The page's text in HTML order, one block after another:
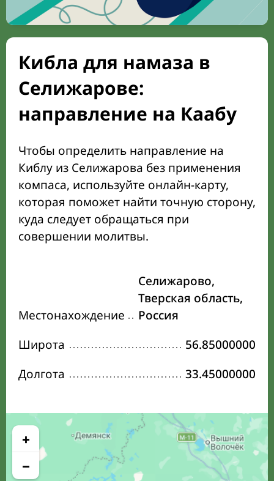
Кибла для намаза в
Селижарове:
направление на Каабу
Чтобы определить направление на
Киблу из Селижарова без применения
компаса, используйте онлайн-карту,
которая поможет найти точную сторону,
куда следует обращаться при
совершении молитвы.
Местонахождение
Селижарово,
Тверская область,
Россия
Широта
56.85000000
Долгота
33.45000000
+
−